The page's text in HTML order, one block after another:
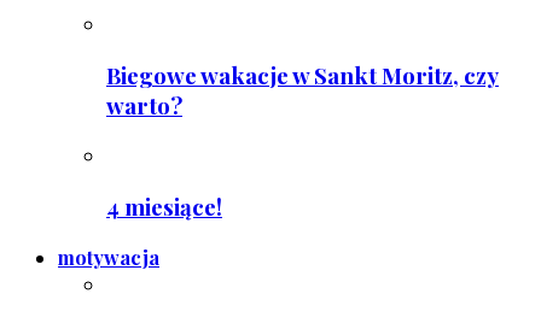
Biegowe wakacje w Sankt Moritz, czy
warto?
4 miesiące!
motywacja